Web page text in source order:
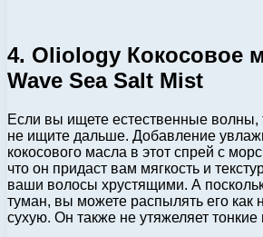
4. Oliology Кокосовое
Wave Sea Salt Mist
Если вы ищете естественные волны,
не ищите дальше. Добавление
кокосового масла в этот спрей с
что он придаст вам мягкость и
ваши волосы хрустящими. А
туман, вы можете распылять его как
сухую. Он также не утяжеляет